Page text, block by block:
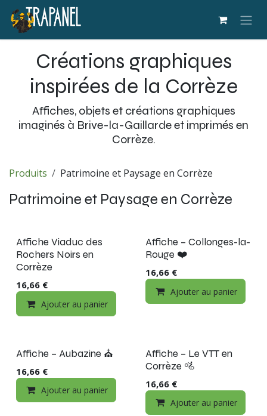
Se rendre au contenu
Créations graphiques
inspirées de la Corrèze
Affiches, objets et créations graphiques
imaginés à Brive-la-Gaillarde et imprimés en
Corrèze.
Produits Patrimoine et Paysage en Corrèze
Patrimoine et Paysage en Corrèze
Nouveau !
Affiche Viaduc des
Rochers Noirs en
Corrèze
16,66 €
Ajouter au panier
Nouveau !
Affiche – Collonges-la-
Rouge ❤️
16,66€
Ajouter au panier
Nouveau !
Affiche – Aubazine ⛪
16,66 €
Ajouter au panier
Nouveau !
Affiche – Le VTT en
Corrèze 🚵
16,66€
Ajouter au panier